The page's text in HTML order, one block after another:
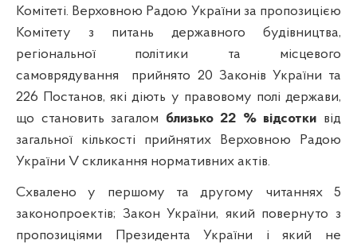
Комітеті. Верховною Радою України за пропозицією
Комітету з питань державного будівництва,
регіональної політики та місцевого
самоврядування
прийнято 20 Законів України та
226 Постанов, які діють у правовому полі держави,
що становить загалом близько 22 % відсотки від
загальної кількості прийнятих Верховною Радою
України V скликання нормативних актів.
Схвалено у першому та другому читаннях 5
законопроектів; Закон України, який повернуто з
пропозиціями Президента України і який не